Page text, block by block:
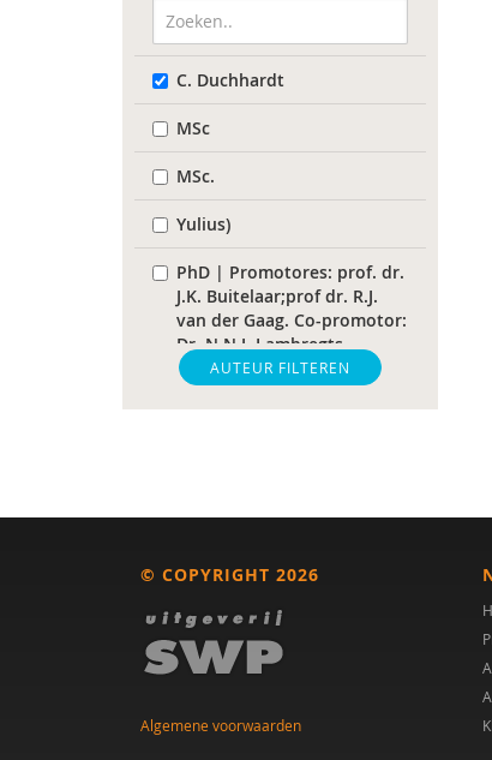
C. Duchhardt
MSc
MSc.
Yulius)
PhD | Promotores: prof. dr.
J.K. Buitelaar;prof dr. R.J.
van der Gaag. Co-promotor:
Dr. N.N.J. Lambregts-
Rommelse
Paul A. Mulder
Laurie A. Stowe
M.E. Akkermans
Helena Andrea
AUTEUR FILTEREN
© COPYRIGHT 2026
Algemene voorwaarden